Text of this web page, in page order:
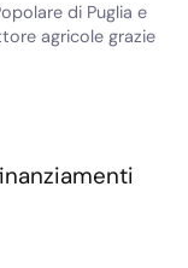
di Puglia e
agricole grazie